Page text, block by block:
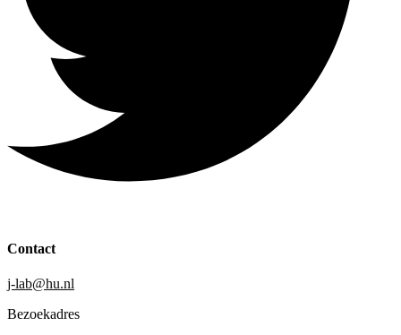
Contact
j-lab@hu.nl
Bezoekadres